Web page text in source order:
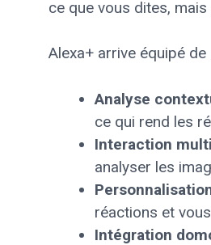
ce que vous dites,
Alexa+ arrive équipé
Analyse
ce qui rend les
Interaction
analyser les
réactions et
Intégration